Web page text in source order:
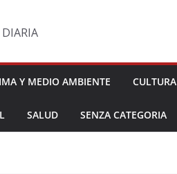
Y MEDIO AMBIENTE CULTURA
SALUD SENZA CATEGORIA